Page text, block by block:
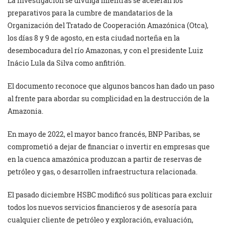
preparativos para la cumbre de mandatarios de la
Organización del Tratado de Cooperación Amazónica (Otca),
los días 8 y 9 de agosto, en esta ciudad norteña en la
desembocadura del río Amazonas, y con el presidente Luiz
Inácio Lula da Silva como anfitrión.
El documento reconoce que algunos bancos han dado un paso
al frente para abordar su complicidad en la destrucción de la
Amazonia.
En mayo de 2022, el mayor banco francés, BNP Paribas, se
comprometió a dejar de financiar o invertir en empresas que
en la cuenca amazónica produzcan a partir de reservas de
petróleo y gas, o desarrollen infraestructura relacionada.
El pasado diciembre HSBC modificó sus políticas para excluir
todos los nuevos servicios financieros y de asesoría para
cualquier cliente de petróleo y exploración, evaluación,